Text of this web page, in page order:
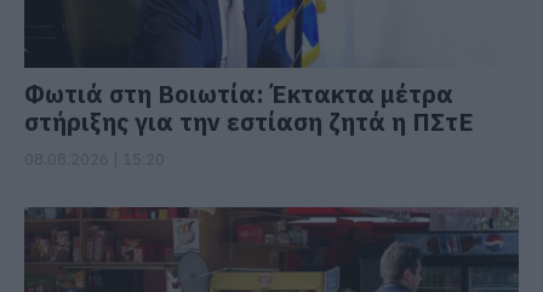
Φωτιά στη Βοιωτία: Έκτακτα μέτρα
στήριξης για την εστίαση ζητά η ΠΣτΕ